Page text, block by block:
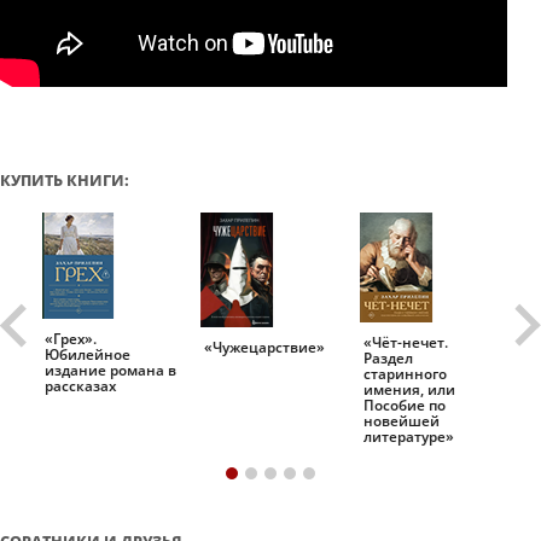
КУПИТЬ КНИГИ:
«Грех».
Юбилейное
издание романа в
рассказах
«Чужецарствие» «Чёт-нечет.
Раздел
старинного
имения, или
Пособие по
новейшей
литературе»